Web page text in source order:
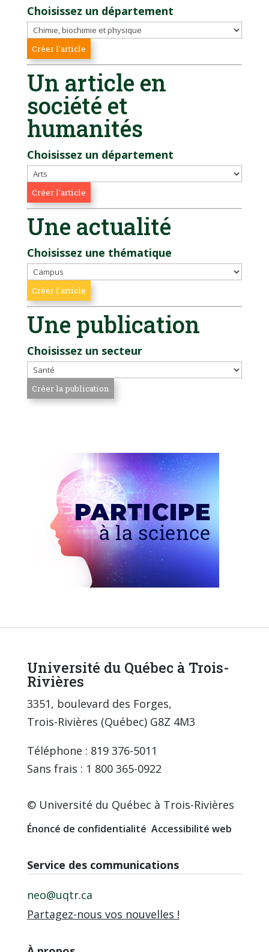
Choisissez un département
Un article en
société et
humanités
Choisissez un département
Une actualité
Choisissez une thématique
Une publication
Choisissez un secteur
Université du Québec à Trois-
Rivières
3351, boulevard des Forges,
Trois-Rivières (Québec) G8Z 4M3
Téléphone : 819 376-5011
Sans frais : 1 800 365-0922
© Université du Québec à Trois-Rivières
Énoncé de confidentialité Accessibilité web
Service des communications
neo@uqtr.ca
Partagez-nous vos nouvelles !